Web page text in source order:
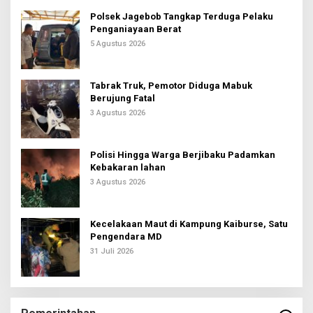
Polsek Jagebob Tangkap Terduga Pelaku
Penganiayaan Berat
5 Agustus 2026
Tabrak Truk, Pemotor Diduga Mabuk
Berujung Fatal
3 Agustus 2026
Polisi Hingga Warga Berjibaku Padamkan
Kebakaran lahan
3 Agustus 2026
Kecelakaan Maut di Kampung Kaiburse, Satu
Pengendara MD
31 Juli 2026